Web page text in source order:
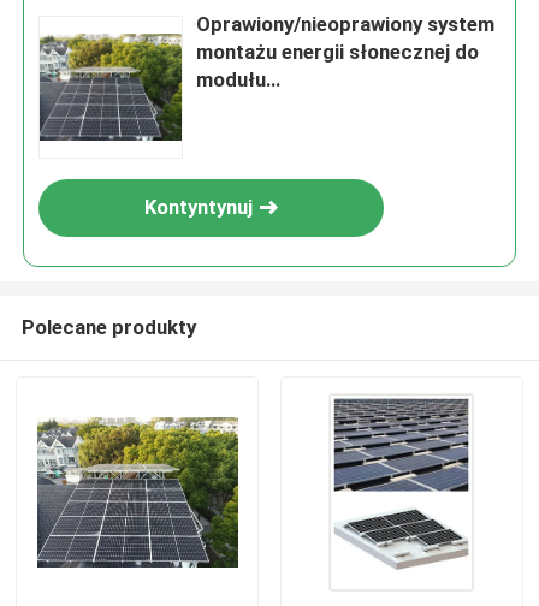
Oprawiony/nieoprawiony system
montażu energii słonecznej do
modułu
Kontyntynuj
Polecane produkty